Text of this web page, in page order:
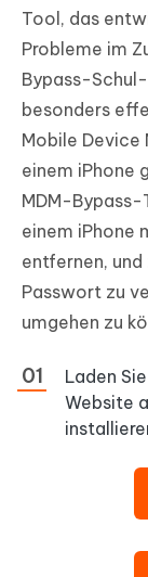
Tool, das
Probleme im
Bypass-
besonders
Mobile Device
einem iPhone
MDM-Bypass-
einem iPhone
entfernen,
Passwort zu
umgehen zu
Laden
Website